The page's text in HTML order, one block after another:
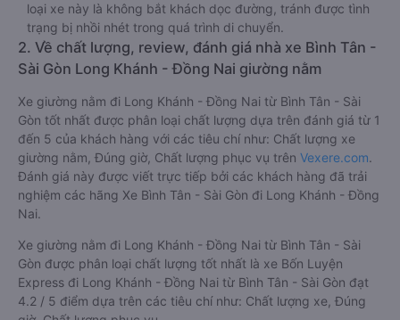
loại xe này là không bắt khách dọc đường, tránh được tình
trạng bị nhồi nhét trong quá trình di chuyển.
2. Về chất lượng, review, đánh giá nhà xe Bình Tân -
Sài Gòn Long Khánh - Đồng Nai giường nằm
Xe giường nằm đi Long Khánh - Đồng Nai từ Bình Tân - Sài
Gòn tốt nhất được phân loại chất lượng dựa trên đánh giá từ 1
đến 5 của khách hàng với các tiêu chí như: Chất lượng xe
giường nằm, Đúng giờ, Chất lượng phục vụ trên Vexere.com.
Đánh giá này được viết trực tiếp bởi các khách hàng đã trải
nghiệm các hãng Xe Bình Tân - Sài Gòn đi Long Khánh - Đồng
Nai.
Xe giường nằm đi Long Khánh - Đồng Nai từ Bình Tân - Sài
Gòn được phân loại chất lượng tốt nhất là xe Bốn Luyện
Express đi Long Khánh - Đồng Nai từ Bình Tân - Sài Gòn đạt
4.2 / 5 điểm dựa trên các tiêu chí như: Chất lượng xe, Đúng